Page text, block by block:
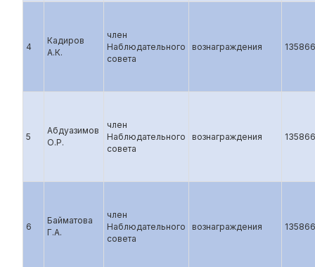
4
Кадиров
А.К.
член
Наблюдательного
совета
вознаграждения
5
Абдуазимов
О.Р.
член
Наблюдательного
совета
вознаграждения
6
Байматова
Г.А.
член
Наблюдательного
совета
вознаграждения